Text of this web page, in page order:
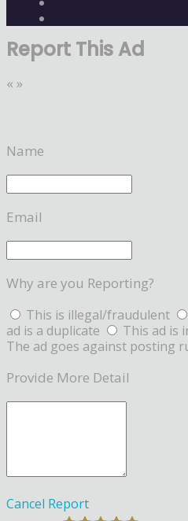
Report This Ad
« »
Name
Email
Why are you Reporting?
This is illegal/fraudulent
ad is a duplicate
This ad is
The ad goes against posting
Provide More Detail
Cancel Report